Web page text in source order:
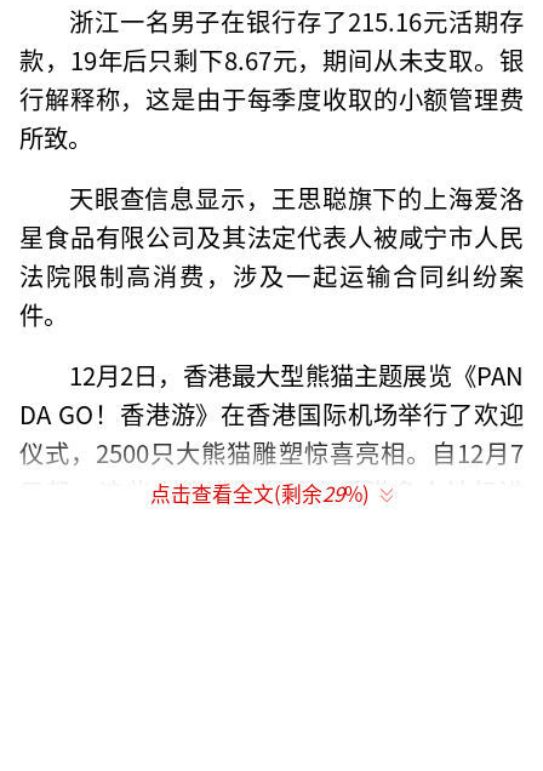
浙江一名男子在银行存了215.16元活期存
款，19年后只剩下8.67元，期间从未支取。银
行解释称，这是由于每季度收取的小额管理费
所致。
天眼查信息显示，王思聪旗下的上海爱洛
星食品有限公司及其法定代表人被咸宁市人民
法院限制高消费，涉及一起运输合同纠纷案
件。
12月2日，香港最大型熊猫主题展览《PAN
DA GO！香港游》在香港国际机场举行了欢迎
仪式，2500只大熊猫雕塑惊喜亮相。自12月7
日起，这些大熊猫雕塑将在香港多个地标进
点击查看全文(剩余29%)